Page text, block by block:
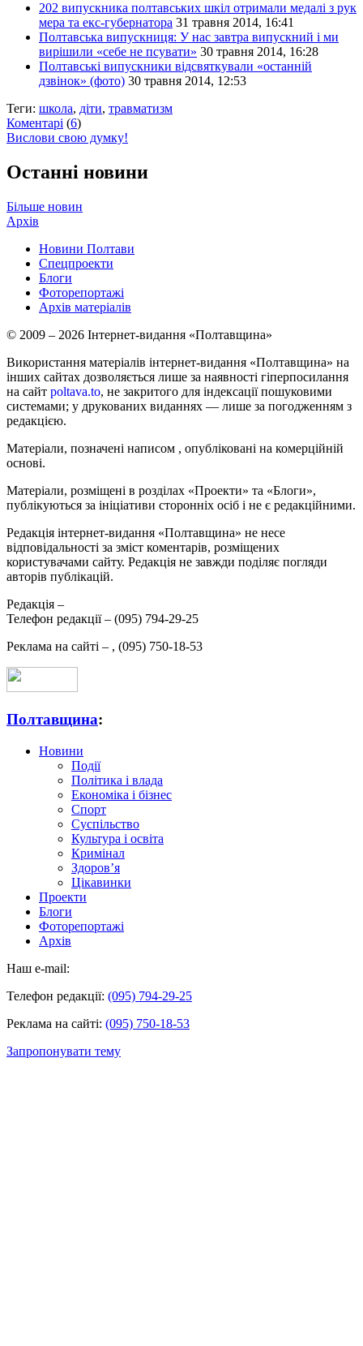
202 випускника полтавських шкіл отримали медалі з рук
мера та екс-губернатора 31 травня 2014, 16:41
Полтавська випускниця: У нас завтра випускний і ми
вирішили «себе не псувати» 30 травня 2014, 16:28
Полтавські випускники відсвяткували «останній
дзвінок» (фото) 30 травня 2014, 12:53
Теги: школа, діти, травматизм
Коментарі (6)
Вислови свою думку!
Останні новини
Більше новин
Архів
Новини Полтави
Спецпроекти
Блоги
Фоторепортажі
Архів матеріалів
© 2009 – 2026 Інтернет-видання «Полтавщина»
Використання матеріалів інтернет-видання «Полтавщина» на
інших сайтах дозволяється лише за наявності гіперпосилання
на сайт poltava.to, не закритого для індексації пошуковими
системами; у друкованих виданнях — лише за погодженням з
редакцією.
Матеріали, позначені написом , опубліковані на комерційній
основі.
Матеріали, розміщені в розділах «Проекти» та «Блоги»,
публікуються за ініціативи сторонніх осіб і не є редакційними.
Редакція інтернет-видання «Полтавщина» не несе
відповідальності за зміст коментарів, розміщених
користувачами сайту. Редакція не завжди поділяє погляди
авторів публікацій.
Редакція –
Телефон редакції – (095) 794-29-25
Реклама на сайті – , (095) 750-18-53
Полтавщина:
Новини
Події
Політика і влада
Економіка і бізнес
Спорт
Суспільство
Культура і освіта
Кримінал
Здоров’я
Цікавинки
Проекти
Блоги
Фоторепортажі
Архів
Наш e-mail:
Телефон редакції: (095) 794-29-25
Реклама на сайті: (095) 750-18-53
Запропонувати тему